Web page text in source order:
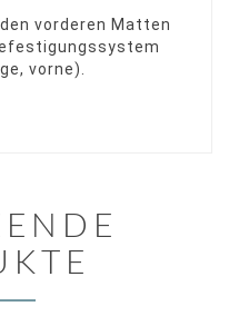
vorderen Matten
vorne).